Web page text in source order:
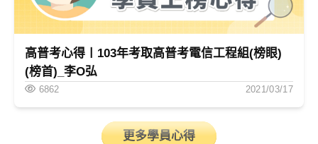
高普考心得〡103年考取高普考電信工程組(榜眼)
(榜首)_李O弘
6862 2021/03/17
更多學員心得